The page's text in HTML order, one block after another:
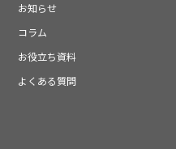
お知らせ
コラム
お役立ち資料
よくある質問